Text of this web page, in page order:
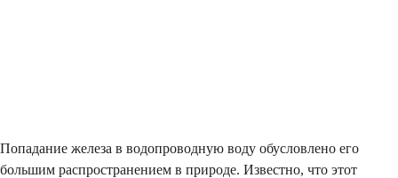
Попадание железа в водопроводную воду обусловлено его
большим распространением в природе. Известно, что этот